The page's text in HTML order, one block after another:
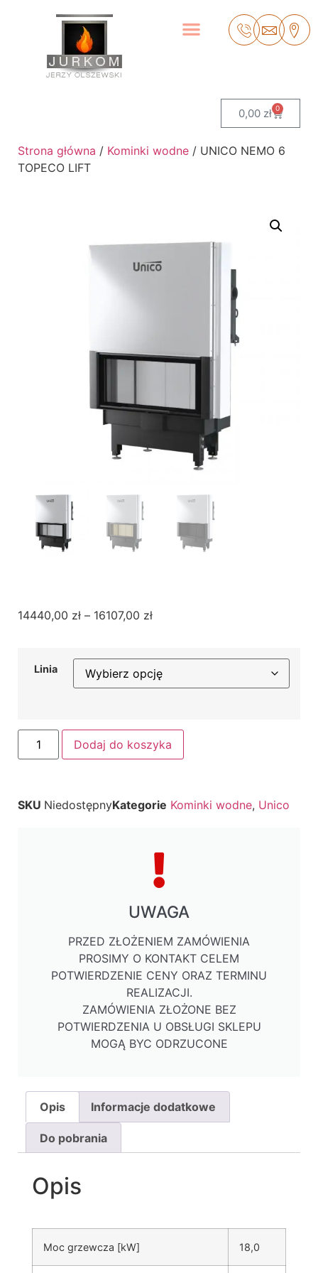
0,00 zł 0
Strona główna / Kominki wodne / UNICO NEMO 6
TOPECO LIFT
14440,00 zł – 16107,00 zł
Linia
Dodaj do koszyka
SKU NiedostępnyKategorie Kominki wodne, Unico
UWAGA
PRZED ZŁOŻENIEM ZAMÓWIENIA
PROSIMY O KONTAKT CELEM
POTWIERDZENIE CENY ORAZ TERMINU
REALIZACJI.
ZAMÓWIENIA ZŁOŻONE BEZ
POTWIERDZENIA U OBSŁUGI SKLEPU
MOGĄ BYC ODRZUCONE
Opis Informacje dodatkowe
Do pobrania
Opis
Moc grzewcza [kW] 18,0